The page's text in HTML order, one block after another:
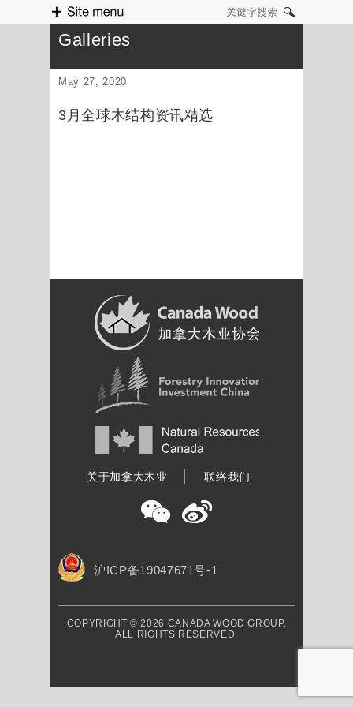
Galleries
May 27, 2020
3月全球木结构资讯精选
关于加拿大木业 联络我们
沪ICP备19047671号-1
COPYRIGHT © 2026 CANADA WOOD GROUP.
ALL RIGHTS RESERVED.